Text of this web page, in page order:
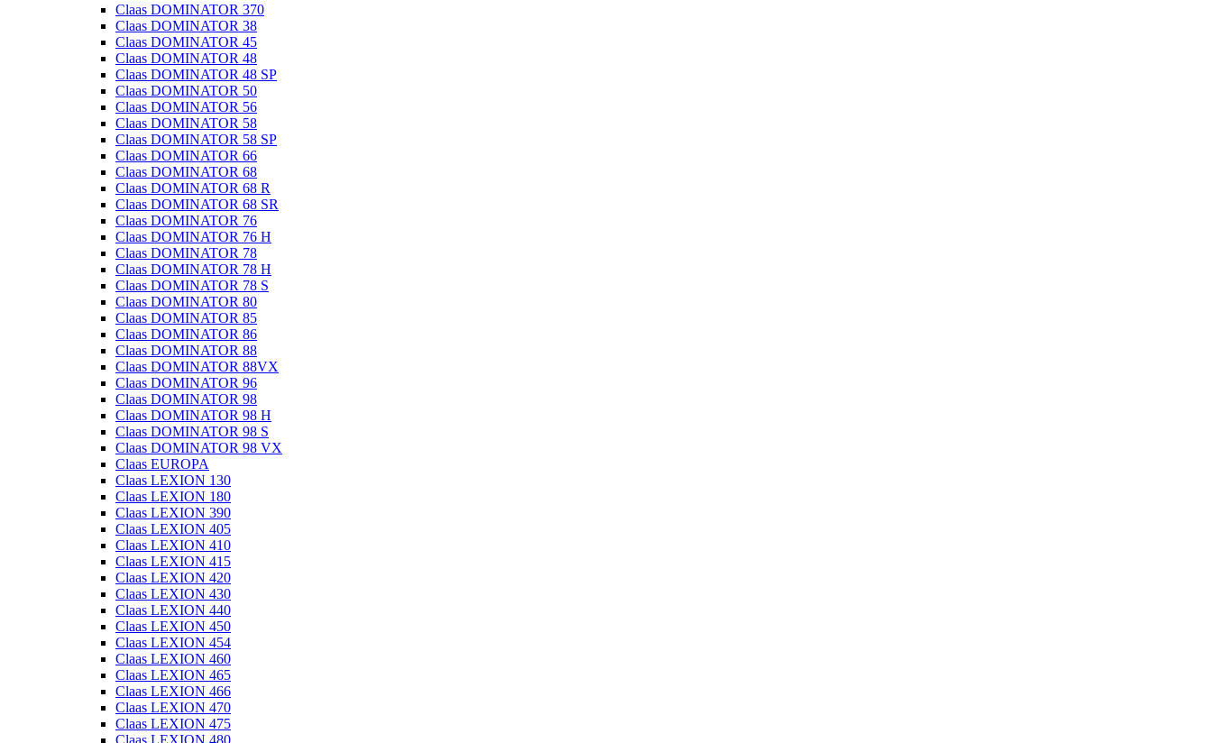
Claas DOMINATOR 370
Claas DOMINATOR 38
Claas DOMINATOR 45
Claas DOMINATOR 48
Claas DOMINATOR 48 SP
Claas DOMINATOR 50
Claas DOMINATOR 56
Claas DOMINATOR 58
Claas DOMINATOR 58 SP
Claas DOMINATOR 66
Claas DOMINATOR 68
Claas DOMINATOR 68 R
Claas DOMINATOR 68 SR
Claas DOMINATOR 76
Claas DOMINATOR 76 H
Claas DOMINATOR 78
Claas DOMINATOR 78 H
Claas DOMINATOR 78 S
Claas DOMINATOR 80
Claas DOMINATOR 85
Claas DOMINATOR 86
Claas DOMINATOR 88
Claas DOMINATOR 88VX
Claas DOMINATOR 96
Claas DOMINATOR 98
Claas DOMINATOR 98 H
Claas DOMINATOR 98 S
Claas DOMINATOR 98 VX
Claas EUROPA
Claas LEXION 130
Claas LEXION 180
Claas LEXION 390
Claas LEXION 405
Claas LEXION 410
Claas LEXION 415
Claas LEXION 420
Claas LEXION 430
Claas LEXION 440
Claas LEXION 450
Claas LEXION 454
Claas LEXION 460
Claas LEXION 465
Claas LEXION 466
Claas LEXION 470
Claas LEXION 475
Claas LEXION 480